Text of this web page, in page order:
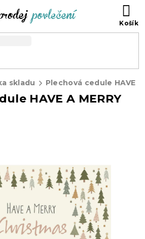
skladu
HAVE A MERRY